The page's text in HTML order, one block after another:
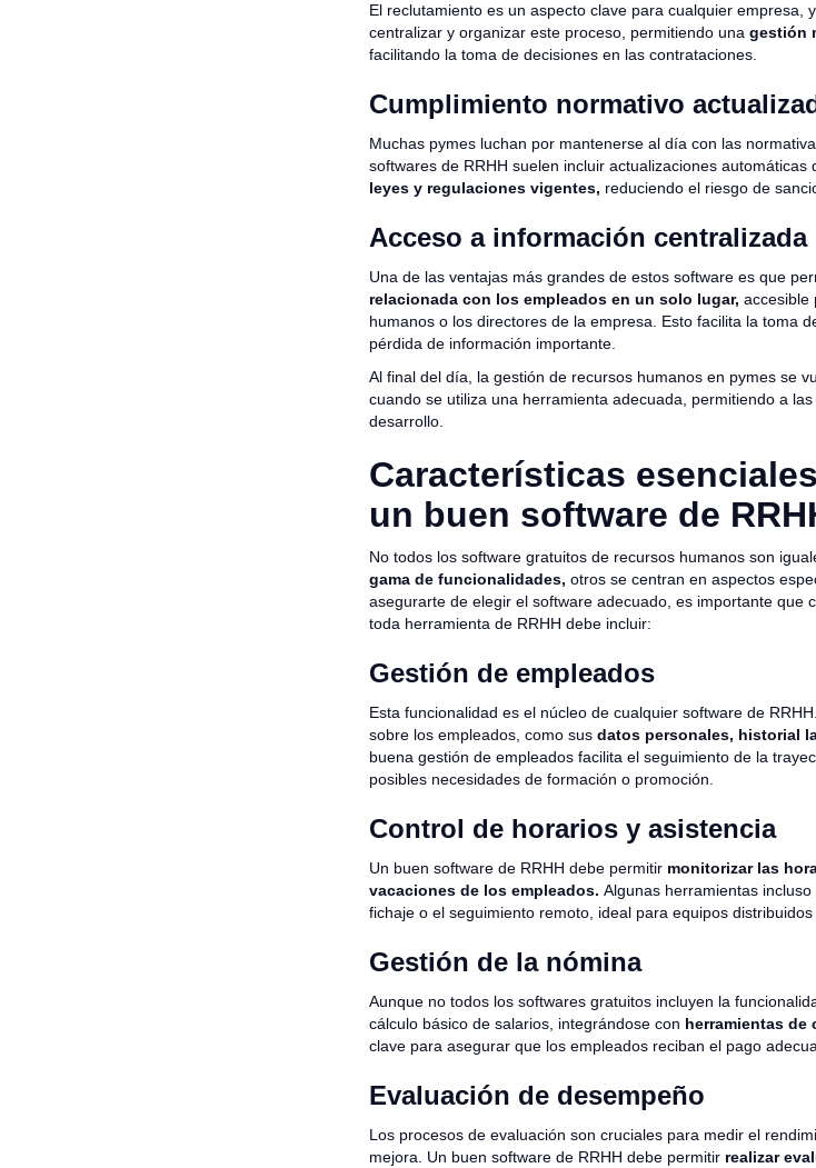
El reclutamiento es un aspecto clave para cualquier empresa,
centralizar y organizar este proceso, permitiendo una gestión
facilitando la toma de decisiones en las contrataciones.
Cumplimiento normativo
Muchas pymes luchan por mantenerse al día con las
softwares de RRHH suelen incluir actualizaciones automáticas
leyes y regulaciones vigentes, reduciendo el riesgo de
Acceso a información centralizada
Una de las ventajas más grandes de estos software es que
relacionada con los empleados en un solo lugar, accesible
humanos o los directores de la empresa. Esto facilita la toma
pérdida de información importante.
Al final del día, la gestión de recursos humanos en pymes se
cuando se utiliza una herramienta adecuada, permitiendo a
desarrollo.
Características
un buen software de
No todos los software gratuitos de recursos humanos son
gama de funcionalidades, otros se centran en aspectos
asegurarte de elegir el software adecuado, es importante que
toda herramienta de RRHH debe incluir:
Gestión de empleados
Esta funcionalidad es el núcleo de cualquier software de
sobre los empleados, como sus datos personales, historial
buena gestión de empleados facilita el seguimiento de la
posibles necesidades de formación o promoción.
Control de horarios y asistencia
Un buen software de RRHH debe permitir monitorizar las
vacaciones de los empleados. Algunas herramientas
fichaje o el seguimiento remoto, ideal para equipos
Gestión de la nómina
Aunque no todos los softwares gratuitos incluyen la
cálculo básico de salarios, integrándose con herramientas de
clave para asegurar que los empleados reciban el pago
Evaluación de desempeño
Los procesos de evaluación son cruciales para medir el
mejora. Un buen software de RRHH debe permitir realizar